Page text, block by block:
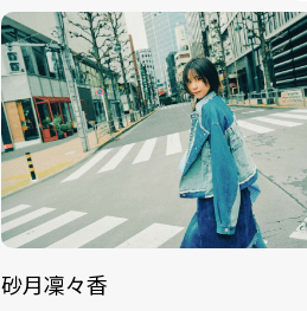
砂月凜々香